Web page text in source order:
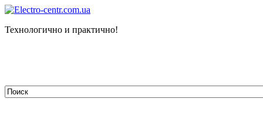
Технологично и практично!